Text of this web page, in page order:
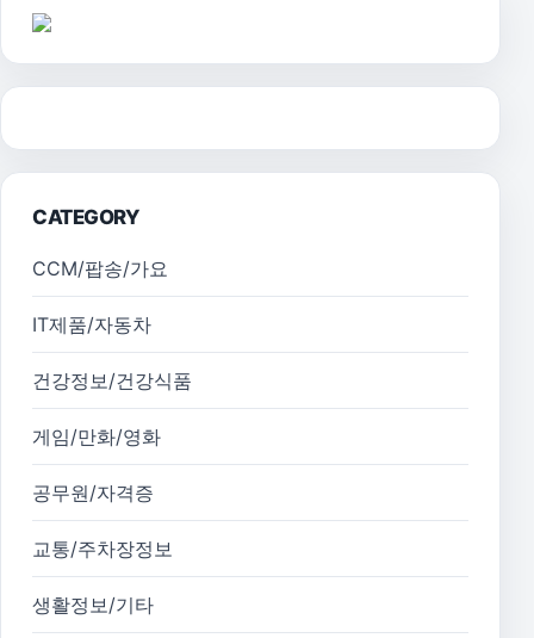
CATEGORY
CCM/팝송/가요
IT제품/자동차
건강정보/건강식품
게임/만화/영화
공무원/자격증
교통/주차장정보
생활정보/기타